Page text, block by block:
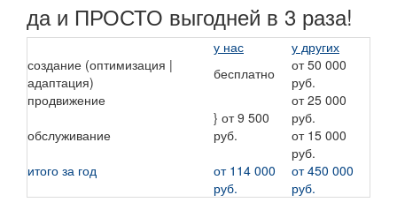
да и ПРОСТО выгодней в 3 раза!
у нас
у других
создание (оптимизация |
адаптация)
бесплатно
от 50 000
руб.
продвижение
} от 9 500
руб.
от 25 000
руб.
обслуживание
от 15 000
руб.
итого за год
от 114 000
руб.
от 450 000
руб.